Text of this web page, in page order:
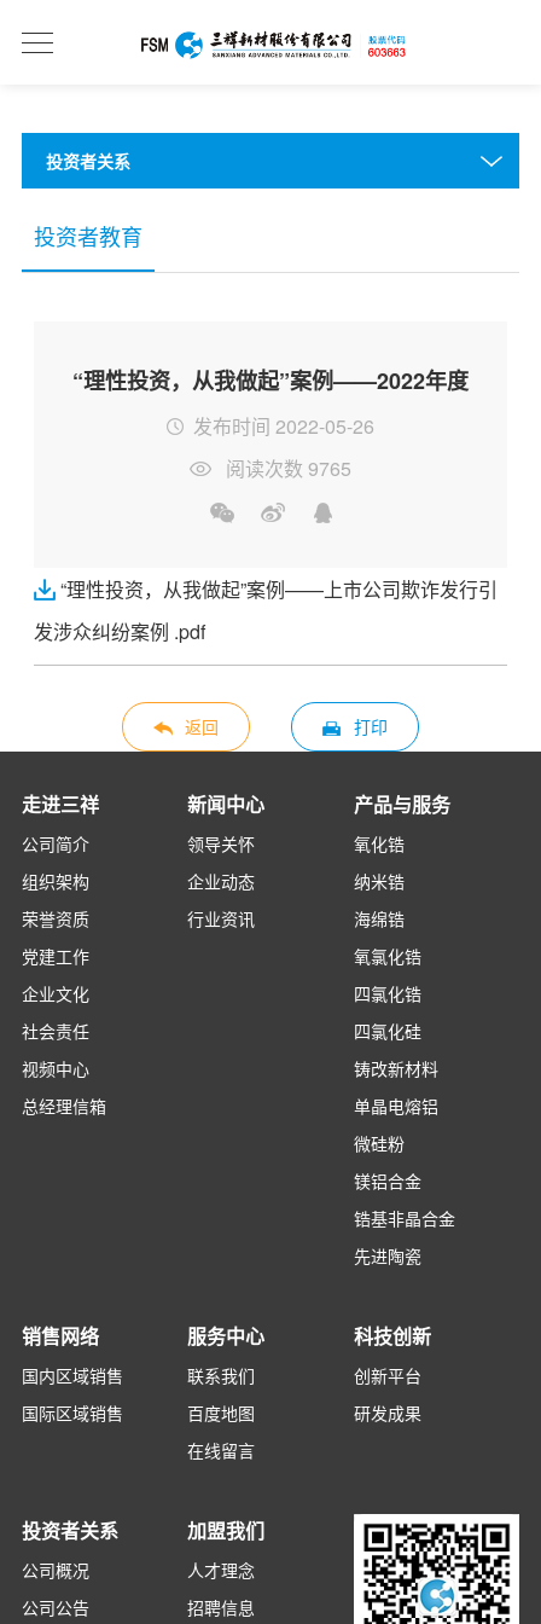
投资者关系
投资者教育
“理性投资，从我做起”案例——2022年度
发布时间 2022-05-26
阅读次数 9765
“理性投资，从我做起”案例——上市公司欺诈发行引
发涉众纠纷案例 .pdf
返回 打印
走进三祥
公司简介
组织架构
荣誉资质
党建工作
企业文化
社会责任
视频中心
总经理信箱
新闻中心
领导关怀
企业动态
行业资讯
产品与服务
氧化锆
纳米锆
海绵锆
氧氯化锆
四氯化锆
四氯化硅
铸改新材料
单晶电熔铝
微硅粉
镁铝合金
锆基非晶合金
先进陶瓷
销售网络
国内区域销售
国际区域销售
服务中心
联系我们
百度地图
在线留言
科技创新
创新平台
研发成果
投资者关系
公司概况
公司公告
加盟我们
人才理念
招聘信息